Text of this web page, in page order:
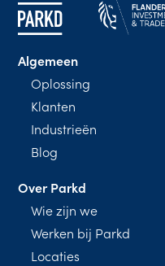
Algemeen
Oplossing
Klanten
Industrieën
Blog
Over Parkd
Wie zijn we
Werken bij Parkd
Locaties